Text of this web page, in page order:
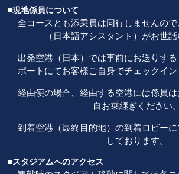
■現地係員について
全コースとも添乗員は同行しませんの
（日本語アシスタント）がお世話
出発空港（日本）では事前にお送りす
ポートにてお客様ご自身でチェックイン
経由便の場合、経由する空港には係員
自お乗継ぎください。
到着空港（最終目的地）の到着ロビー
しております。
■スタジアムへのアクセス